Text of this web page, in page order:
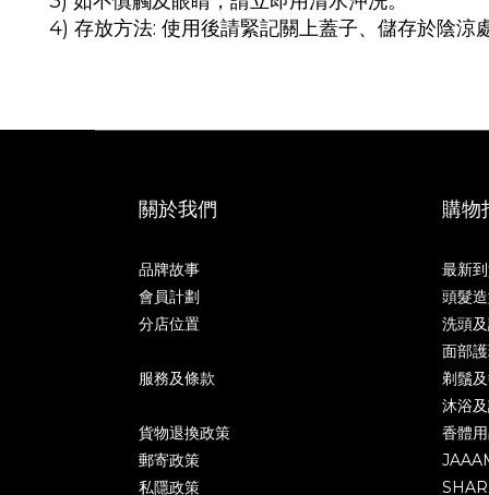
4) 存放方法: 使用後請緊記關上蓋子、儲存於陰涼
關於我們
品牌故事
會員計劃
分店位置
服務及條款
貨物退換政策
郵寄政策
私隱政策
購物
最新
頭髮
洗頭
面部
剃鬚
沐浴
香體